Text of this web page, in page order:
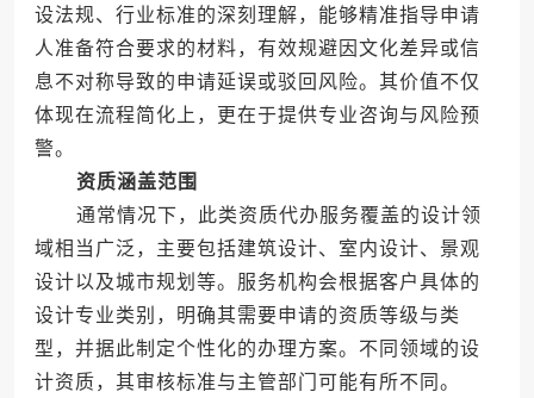
设法规、行业标准的深刻理解，能够精准指导申请
人准备符合要求的材料，有效规避因文化差异或信
息不对称导致的申请延误或驳回风险。其价值不仅
体现在流程简化上，更在于提供专业咨询与风险预
警。
资质涵盖范围
通常情况下，此类资质代办服务覆盖的设计领
域相当广泛，主要包括建筑设计、室内设计、景观
设计以及城市规划等。服务机构会根据客户具体的
设计专业类别，明确其需要申请的资质等级与类
型，并据此制定个性化的办理方案。不同领域的设
计资质，其审核标准与主管部门可能有所不同。